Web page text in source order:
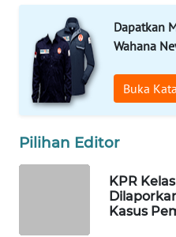
Dapatkan
Wahana
Buka
Pilihan Editor
KPR
Kasus
WISATA
LAPAK
WAHANA
Wahana
KONSUMEN